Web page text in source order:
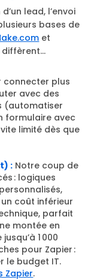
lead, l’envoi
bases de
et
diffèrent…
connecter plus
avec des
(automatiser
formulaire avec
limité dès que
: Notre coup de
: logiques
coût inférieur
parfait
montée en
1 000
pour Zapier :
le budget IT.
Zapier.